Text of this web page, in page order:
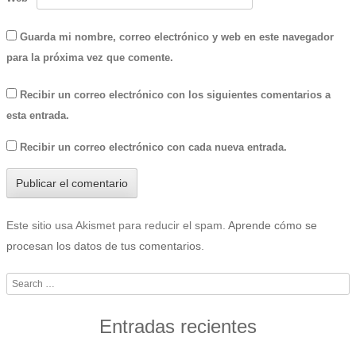
Guarda mi nombre, correo electrónico y web en este navegador
para la próxima vez que comente.
Recibir un correo electrónico con los siguientes comentarios a
esta entrada.
Recibir un correo electrónico con cada nueva entrada.
Este sitio usa Akismet para reducir el spam. Aprende cómo se
procesan los datos de tus comentarios
Search
Entradas recientes